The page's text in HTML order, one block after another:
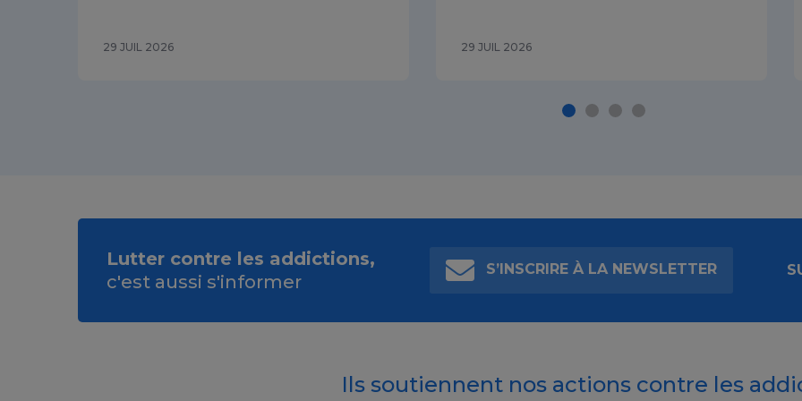
29 JUIL 2026 29 JUIL 2026
Lutter contre les addictions,
c'est aussi s'informer
S’INSCRIRE À LA NEWSLETTER
Ils soutiennent nos actions contre les